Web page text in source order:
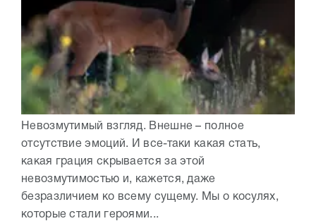
Невозмутимый взгляд. Внешне – полное
отсутствие эмоций. И все-таки какая стать,
какая грация скрывается за этой
невозмутимостью и, кажется, даже
безразличием ко всему сущему. Мы о косулях,
которые стали героями...